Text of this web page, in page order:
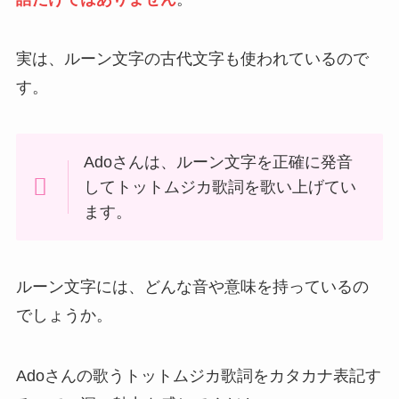
実は、ルーン文字の古代文字も使われているので
す。
Adoさんは、ルーン文字を正確に発音
してトットムジカ歌詞を歌い上げてい
ます。
ルーン文字には、どんな音や意味を持っているの
でしょうか。
Adoさんの歌うトットムジカ歌詞をカタカナ表記す